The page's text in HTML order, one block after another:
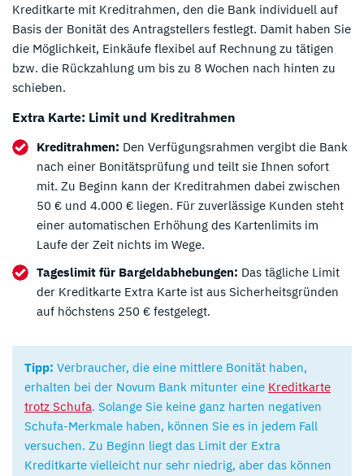
Kreditkarte mit Kreditrahmen, den die Bank individuell auf
Basis der Bonität des Antragstellers festlegt. Damit haben Sie
die Möglichkeit, Einkäufe flexibel auf Rechnung zu tätigen
bzw. die Rückzahlung um bis zu 8 Wochen nach hinten zu
schieben.
Extra Karte: Limit und Kreditrahmen
Kreditrahmen: Den Verfügungsrahmen vergibt die Bank
nach einer Bonitätsprüfung und teilt sie Ihnen sofort
mit. Zu Beginn kann der Kreditrahmen dabei zwischen
50 € und 4.000 € liegen. Für zuverlässige Kunden steht
einer automatischen Erhöhung des Kartenlimits im
Laufe der Zeit nichts im Wege.
Tageslimit für Bargeldabhebungen: Das tägliche Limit
der Kreditkarte Extra Karte ist aus Sicherheitsgründen
auf höchstens 250 € festgelegt.
Tipp: Verbraucher, die eine mittlere Bonität haben,
erhalten bei der Novum Bank mitunter eine Kreditkarte
trotz Schufa. Solange Sie keine ganz harten negativen
Schufa-Merkmale haben, können Sie es in jedem Fall
versuchen. Zu Beginn liegt das Limit der Extra
Kreditkarte vielleicht nur sehr niedrig, aber das können